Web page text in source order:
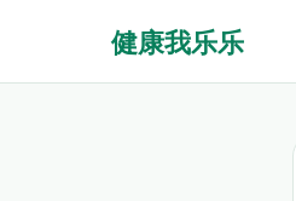
健康我乐乐